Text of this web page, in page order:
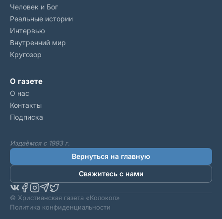
Человек и Бог
Реальные истории
Интервью
Внутренний мир
Кругозор
О газете
О нас
Контакты
Подписка
Издаёмся с 1993 г.
Вернуться на главную
Свяжитесь с нами
© Христианская газета «Колокол»
Политика конфиденциальности